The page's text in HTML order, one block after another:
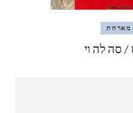
מארחת
/ סה לה וי